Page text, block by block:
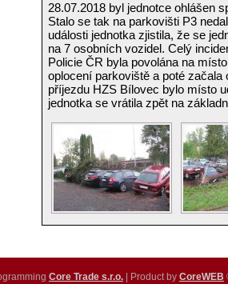
28.07.2018 byl jednotce ohlášen
Stalo se tak na parkovišti P3
události jednotka zjistila, že se
na 7 osobních vozidel. Celý
Policie ČR byla povolána na
oplocení parkoviště a poté
příjezdu HZS Bílovec bylo místo
jednotka se vrátila zpět na
Core Trade s.r.o. | Product by CoreWEB